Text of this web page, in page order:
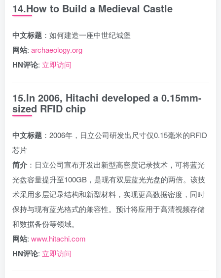
14.How to Build a Medieval Castle
中文标题 ：如何建造一座中世纪城堡
网站: archaeology.org
HN评论: 立即访问
15.In 2006, Hitachi developed a 0.15mm-
sized RFID chip
中文标题 ：2006年，日立公司研发出尺寸仅0.15毫米的RFID
芯片
简介 ：日立公司宣布开发出新型高密度记录技术，可将蓝光
光盘容量提升至100GB，是现有双层蓝光光盘的两倍。该技
术采用多层记录结构和新型材料，实现更高数据密度，同时
保持与现有蓝光格式的兼容性。预计将应用于高清视频存储
和数据备份等领域。
网站: www.hitachi.com
HN评论: 立即访问